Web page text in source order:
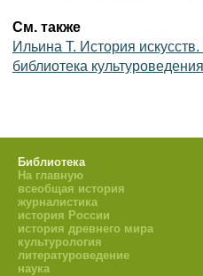
См. также
Ильина Т. История
библиотека культуроведения
Библиотека
На главную
всеобщая история
журналистика
история России
история древнего мира
культурология
литературоведение
наука